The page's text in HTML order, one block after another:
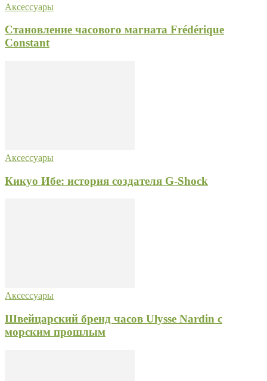
Аксессуары
Становление часового магната Frédérique
Constant
Аксессуары
Кикуо Ибе: история создателя G-Shock
Аксессуары
Швейцарский бренд часов Ulysse Nardin с
морским прошлым